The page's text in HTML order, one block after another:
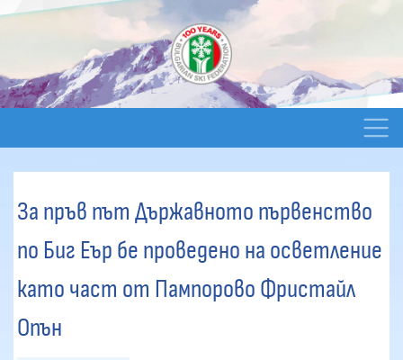
За пръв път Държавното първенство
по Биг Еър бе проведено на осветление
като част от Пампорово Фристайл
Опън